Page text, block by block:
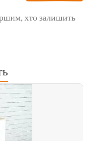
хто залишить